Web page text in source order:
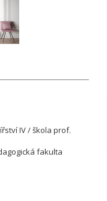
IV / škola prof.
fakulta